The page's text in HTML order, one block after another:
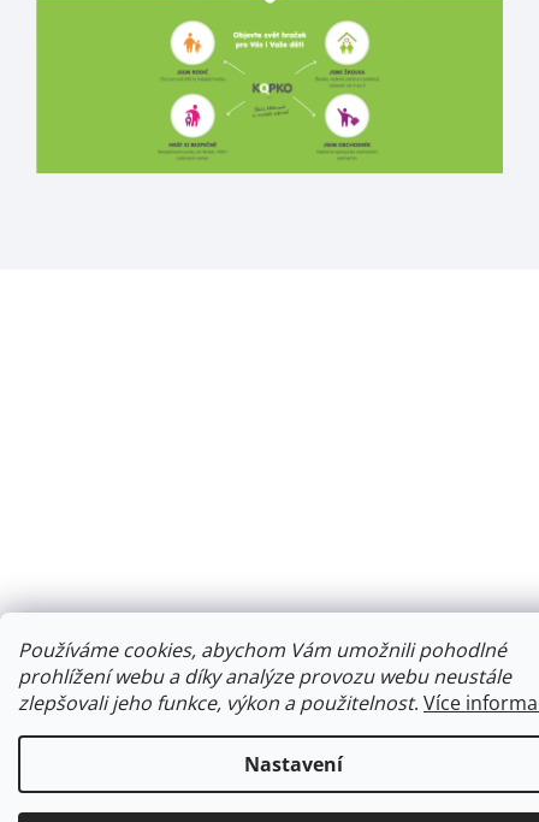
Používáme cookies, abychom Vám umožnili pohodlné
prohlížení webu a díky analýze provozu webu neustále
zlepšovali jeho funkce, výkon a použitelnost. Více
Nastavení